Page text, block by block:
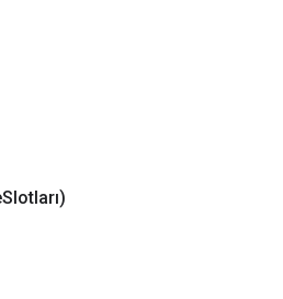
Slotları)